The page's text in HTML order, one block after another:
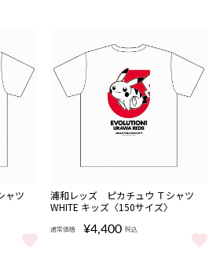
ャツ
シャツ WHITE〈Mサイズ〉 をもっと見る
NEW
浦和レッズ ピカチュウ Ｔシャツ
WHITE キッズ〈150サイズ〉
通常価格 ¥4,400 税込
浦和レッズ ピカチュウ Ｔシャ